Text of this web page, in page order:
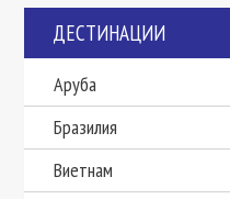
ДЕСТИНАЦИИ
Аруба
Бразилия
Виетнам